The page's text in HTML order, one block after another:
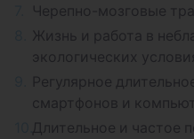
Черепно-мозговые
Жизнь и работа в
экологических
Регулярное
смартфонов и
Длительное и частое